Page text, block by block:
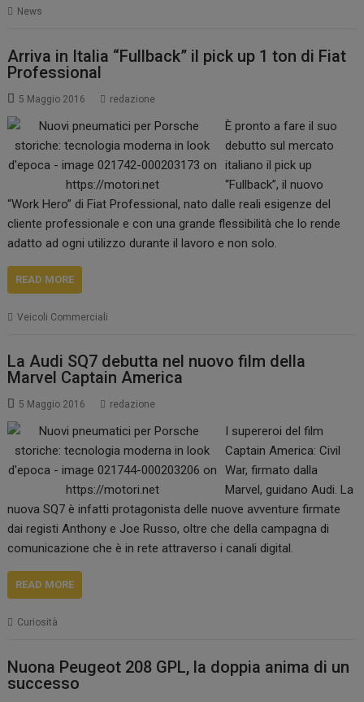
News
Arriva in Italia “Fullback” il pick up 1 ton di Fiat
Professional
5 Maggio 2016 redazione
È pronto a fare il suo
debutto sul mercato
italiano il pick up
“Fullback”, il nuovo
“Work Hero” di Fiat Professional, nato dalle reali esigenze del
cliente professionale e con una grande flessibilità che lo rende
adatto ad ogni utilizzo durante il lavoro e non solo.
READ MORE
Veicoli Commerciali
La Audi SQ7 debutta nel nuovo film della
Marvel Captain America
5 Maggio 2016 redazione
I supereroi del film
Captain America: Civil
War, firmato dalla
Marvel, guidano Audi. La
nuova SQ7 è infatti protagonista delle nuove avventure firmate
dai registi Anthony e Joe Russo, oltre che della campagna di
comunicazione che è in rete attraverso i canali digital.
READ MORE
Curiosità
Nuona Peugeot 208 GPL, la doppia anima di un
successo